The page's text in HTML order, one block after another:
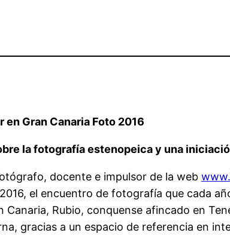
Gran Canaria Foto 2016
la fotografía estenopeica y una
docente e impulsor de la web
el encuentro de fotografía que cada
Rubio, conquense afincado en
gracias a un espacio de referencia en